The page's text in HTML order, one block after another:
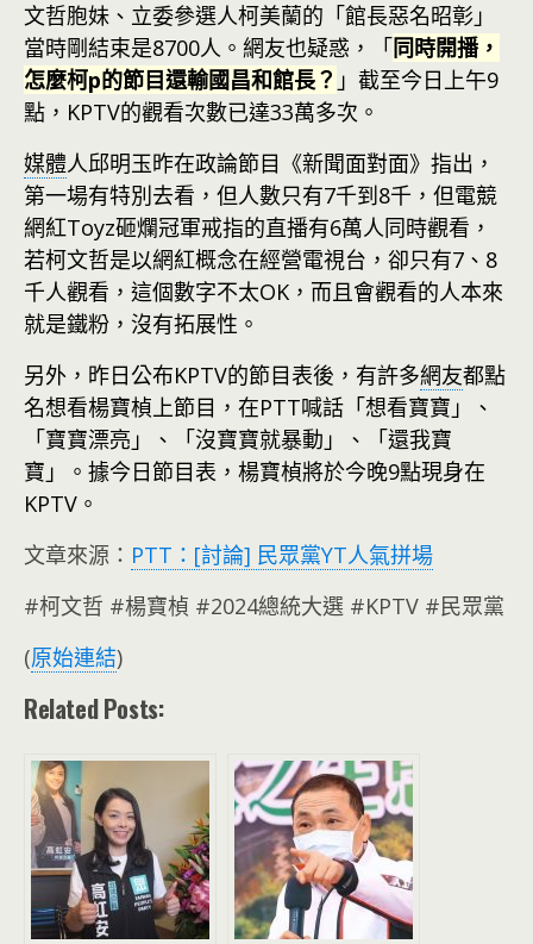
文哲胞妹、立委參選人柯美蘭的「館長惡名昭彰」
當時剛結束是8700人。網友也疑惑，「同時開播，
怎麼柯p的節目還輸國昌和館長？ 」截至今日上午9
點，KPTV的觀看次數已達33萬多次。
媒體人邱明玉昨在政論節目《新聞面對面》指出，
第一場有特別去看，但人數只有7千到8千，但電競
網紅Toyz砸爛冠軍戒指的直播有6萬人同時觀看，
若柯文哲是以網紅概念在經營電視台，卻只有7、8
千人觀看，這個數字不太OK，而且會觀看的人本來
就是鐵粉，沒有拓展性。
另外，昨日公布KPTV的節目表後，有許多網友都點
名想看楊寶楨上節目，在PTT喊話「想看寶寶」、
「寶寶漂亮」、「沒寶寶就暴動」、「還我寶
寶」。據今日節目表，楊寶楨將於今晚9點現身在
KPTV。
文章來源： PTT：[討論] 民眾黨YT人氣拼場
#柯文哲 #楊寶楨 #2024總統大選 #KPTV #民眾黨
(原始連結)
Related Posts: